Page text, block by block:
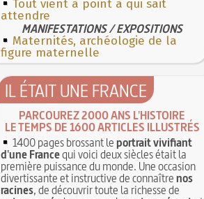
Tout vient à point à qui sait
attendre
MANIFESTATIONS / EXPOSITIONS
Maternités, archéologie de la
figure maternelle
IL ÉTAIT UNE FRANCE
PARCOUREZ 2000 ANS L'HISTOIRE
LE TEMPS DE 1600 ARTICLES ILLUSTRÉS
1400 pages brossant leportrait vivifiant
d'une Francequi voici deux siècles était la
première puissance du monde. Une occasion
divertissante et instructive de connaîtrenos
racines, de découvrir toute la richesse de